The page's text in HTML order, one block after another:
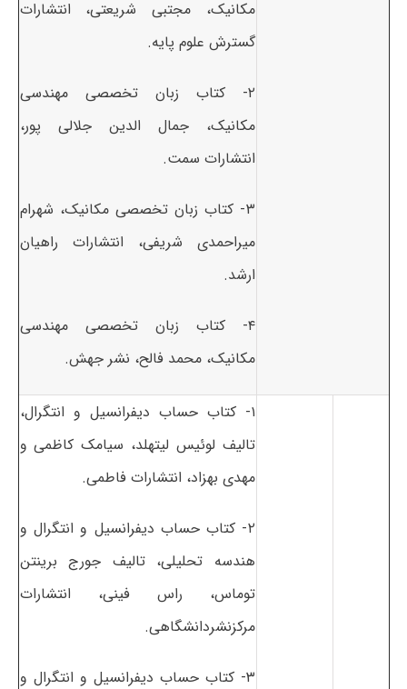
مکانیک، مجتبی شریعتی، انتشارات
گسترش علوم پایه.
۲- کتاب زبان تخصصی مهندسی
مکانیک، جمال الدین جلالی پور،
انتشارات سمت.
۳- کتاب زبان تخصصی مکانیک، شهرام
میراحمدی شریفی، انتشارات راهیان
ارشد.
۴- کتاب زبان تخصصی مهندسی
مکانیک، محمد فالح، نشر جهش.
۱- کتاب حساب دیفرانسیل و انتگرال،
تالیف لوئیس لیتهلد، سیامک کاظمی و
مهدی بهزاد، انتشارات فاطمی.
۲- کتاب حساب دیفرانسیل و انتگرال و
هندسه تحلیلی، تالیف جورج برینتن
توماس، راس فینی، انتشارات
مرکزنشردانشگاهی.
۳- کتاب حساب دیفرانسیل و انتگرال و